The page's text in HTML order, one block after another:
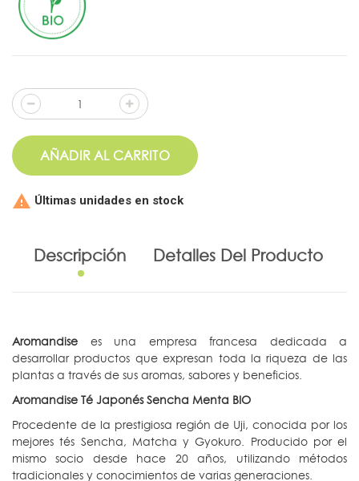
AÑADIR AL CARRITO
 Últimas unidades en stock
Descripción Detalles Del Producto
Aromandise es una empresa francesa dedicada a
desarrollar productos que expresan toda la riqueza de las
plantas a través de sus aromas, sabores y beneficios.
Aromandise Té Japonés Sencha Menta BIO
Procedente de la prestigiosa región de Uji, conocida por los
mejores tés Sencha, Matcha y Gyokuro. Producido por el
mismo socio desde hace 20 años, utilizando métodos
tradicionales y conocimientos de varias generaciones.